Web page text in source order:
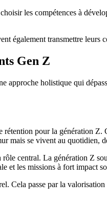
les compétences à
également transmettre
Gen Z
approche holistique qui
rétention pour la génération
mais se vivent au quotidien,
central. La génération Z
et les missions à fort impact
Cela passe par la